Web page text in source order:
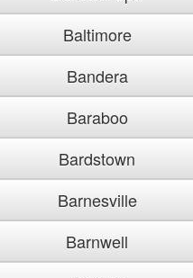
Baltimore
Bandera
Baraboo
Bardstown
Barnesville
Barnwell